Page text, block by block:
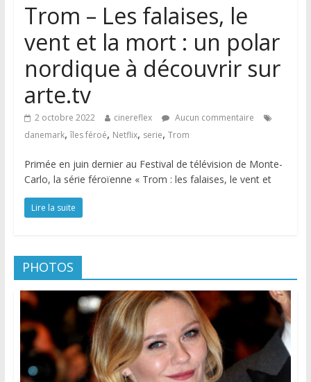
Trom – Les falaises, le
vent et la mort : un polar
nordique à découvrir sur
arte.tv
2 octobre 2022 cinereflex
Aucun commentaire
danemark,îles féroé, Netflix, serie, Trom
Primée en juin dernier au Festival de télévision de Monte-
Carlo, la série féroïenne « Trom : les falaises, le vent et
Lire la suite
PHOTOS